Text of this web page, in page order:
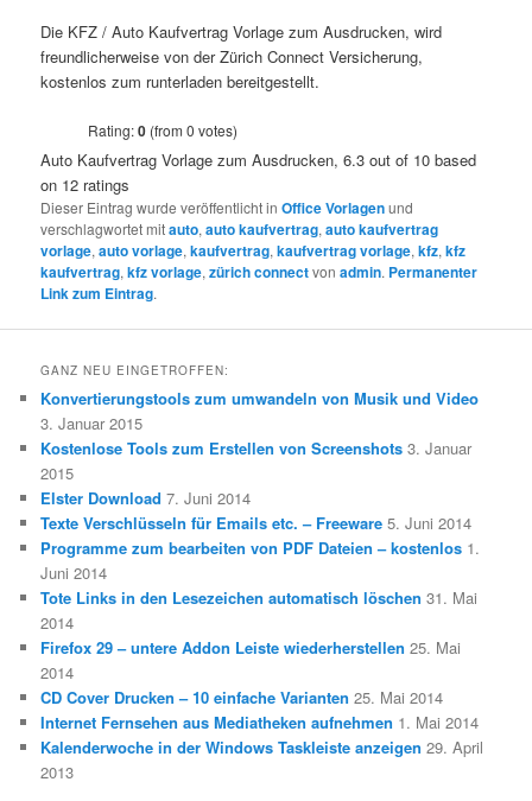
Die KFZ / Auto Kaufvertrag Vorlage zum Ausdrucken, wird
freundlicherweise von der Zürich Connect Versicherung,
kostenlos zum runterladen bereitgestellt.
Rating:0 (from 0 votes)
Auto Kaufvertrag Vorlage zum Ausdrucken,6.3 out of 10 based
on 12 ratings
Dieser Eintrag wurde veröffentlicht inOffice Vorlagenund
verschlagwortet mitauto,auto kaufvertrag,auto kaufvertrag
vorlage,auto vorlage,kaufvertrag,kaufvertrag vorlage,kfz,kfz
kaufvertrag,kfz vorlage,zürich connectvonadmin. Permanenter
Link zum Eintrag.
GANZ NEU EINGETROFFEN:
Konvertierungstools zum umwandeln von Musik und Video
3. Januar 2015
Kostenlose Tools zum Erstellen von Screenshots 3. Januar
2015
Elster Download 7. Juni 2014
Texte Verschlüsseln für Emails etc. – Freeware 5. Juni 2014
Programme zum bearbeiten von PDF Dateien – kostenlos 1.
Juni 2014
Tote Links in den Lesezeichen automatisch löschen 31. Mai
2014
Firefox 29 – untere Addon Leiste wiederherstellen 25. Mai
2014
CD Cover Drucken – 10 einfache Varianten 25. Mai 2014
Internet Fernsehen aus Mediatheken aufnehmen 1. Mai 2014
Kalenderwoche in der Windows Taskleiste anzeigen 29. April
2013